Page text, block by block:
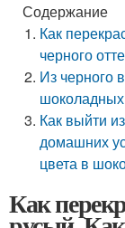
Содержание
Как
черного
Из черного
шоколадных
Как выйти
домашних
цвета в
Как